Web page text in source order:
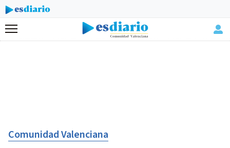
Menú
Comunidad Valenciana